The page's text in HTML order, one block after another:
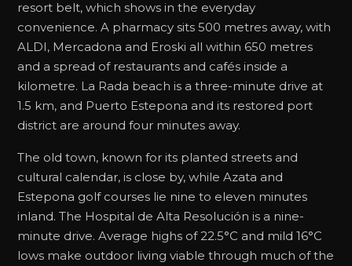
resort belt, which shows in the everyday
convenience. A pharmacy sits 500 metres away, with
ALDI, Mercadona and Eroski all within 650 metres
and a spread of restaurants and cafés inside a
kilometre. La Rada beach is a three-minute drive at
1.5 km, and Puerto Estepona and its restored port
district are around four minutes away.
The old town, known for its planted streets and
cultural calendar, is close by, while Azata and
Estepona golf courses lie nine to eleven minutes
inland. The Hospital de Alta Resolución is a nine-
minute drive. Average highs of 22.5°C and mild 16°C
lows make outdoor living viable through much of the